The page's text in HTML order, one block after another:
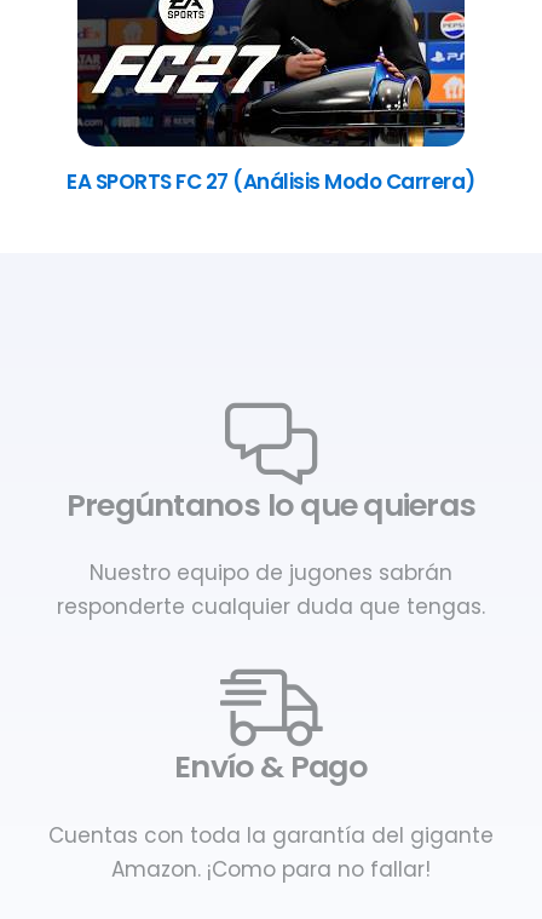
EA SPORTS FC 27 (Análisis Modo Carrera)
Pregúntanos lo que quieras
Nuestro equipo de jugones sabrán
responderte cualquier duda que tengas.
Envío & Pago
Cuentas con toda la garantía del gigante
Amazon. ¡Como para no fallar!